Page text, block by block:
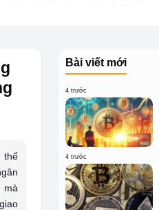
thế
mà
Bài viết mới
4 trước
4 trước